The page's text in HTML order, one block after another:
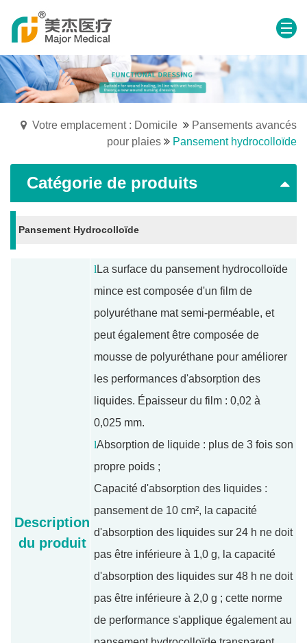
Votre emplacement : Domicile
Pansements avancés
pour plaies
Pansement hydrocolloïde
Catégorie de produits
Pansement Hydrocolloïde
Description
du produit
l La surface du pansement hydrocolloïde
mince est composée d'un film de
polyuréthane mat semi-perméable, et
peut également être composée de
mousse de polyuréthane pour améliorer
les performances d'absorption des
liquides. Épaisseur du film : 0,02 à
0,025 mm.
lAbsorption de liquide : plus de 3 fois son
propre poids ;
Capacité d'absorption des liquides :
pansement de 10 cm², la capacité
d'absorption des liquides sur 24 h ne doit
pas être inférieure à 1,0 g, la capacité
d'absorption des liquides sur 48 h ne doit
pas être inférieure à 2,0 g ; cette norme
de performance s'applique également au